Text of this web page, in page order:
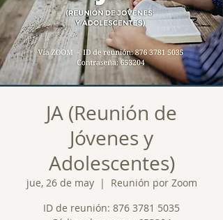
JA (Reunión de
Jóvenes y
Adolescentes)
jue, 26 de may
  |
Reunión por Zoom
ID de reunión: 876 3781 5035